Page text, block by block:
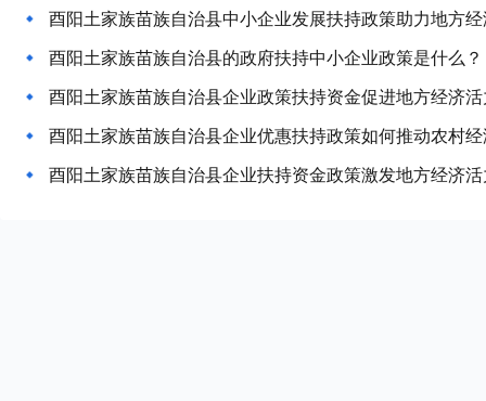
酉阳土家族苗族自治县中小企业发展扶持政策助力地方
酉阳土家族苗族自治县的政府扶持中小企业政策是什么？
酉阳土家族苗族自治县企业政策扶持资金促进地方经济
酉阳土家族苗族自治县企业优惠扶持政策如何推动农村
酉阳土家族苗族自治县企业扶持资金政策激发地方经济